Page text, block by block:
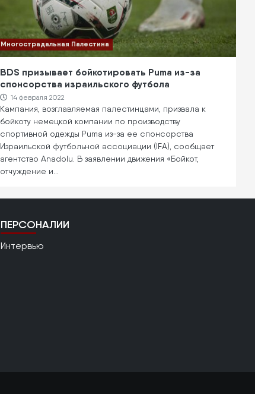
Многострадальная Палестина
BDS призывает бойкотировать Puma из-за
спонсорства израильского футбола
14 февраля 2022
Кампания, возглавляемая палестинцами, призвала к
бойкоту немецкой компании по производству
спортивной одежды Puma из-за ее спонсорства
Израильской футбольной ассоциации (IFA), сообщает
агентство Anadolu. В заявлении движения «Бойкот,
отчуждение и…
ПЕРСОНАЛИИ
Интервью